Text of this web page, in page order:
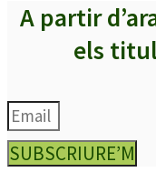
A partir
els
SUBSCRIURE’M